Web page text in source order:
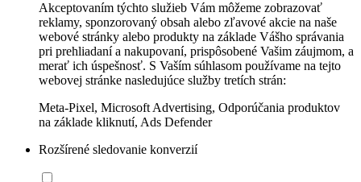
Akceptovaním týchto služieb Vám môžeme zobrazovať
reklamy, sponzorovaný obsah alebo zľavové akcie na naše
webové stránky alebo produkty na základe Vášho správania
pri prehliadaní a nakupovaní, prispôsobené Vašim záujmom, a
merať ich úspešnosť. S Vaším súhlasom používame na tejto
webovej stránke nasledujúce služby tretích strán:
Meta-Pixel, Microsoft Advertising, Odporúčania produktov
na základe kliknutí, Ads Defender
Rozšírené sledovanie konverzií